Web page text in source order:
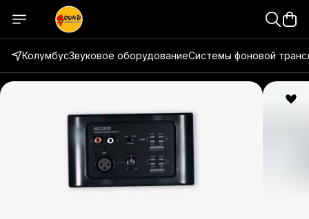
КолумбусЗвуковое оборудованиеСистемы фоновой